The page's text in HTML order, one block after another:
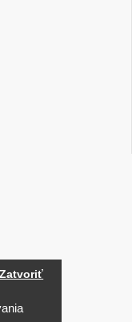
Zatvoriť